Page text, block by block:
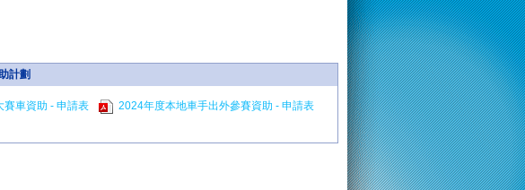
計劃
車資助 - 申請表
2024年度本地車手出外參賽資助 - 申請表